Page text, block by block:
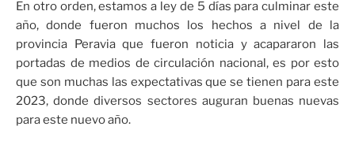
En otro orden, estamos a ley de 5 días para culminar este
año, donde fueron muchos los hechos a nivel de la
provincia Peravia que fueron noticia y acapararon las
portadas de medios de circulación nacional, es por esto
que son muchas las expectativas que se tienen para este
2023, donde diversos sectores auguran buenas nuevas
para este nuevo año.